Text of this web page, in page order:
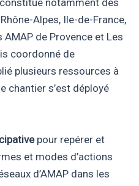
notamment des
Alpes, Ile-de-France,
AMAP de Provence et Les
coordonné de
plusieurs ressources à
chantier s’est déployé
pour repérer et
et modes d’actions
d’AMAP dans les